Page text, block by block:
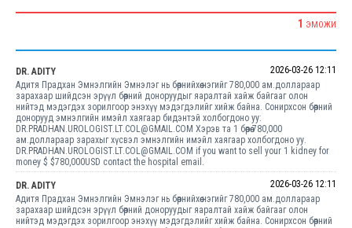
1 ЭМОЖИ
DR. ADITY
2026-03-26 12:11
Адитя Прадхан Эмнэлгийн Эмнэлэг нь бөөрнийхөө нэгийг 780,000 ам.доллараар
зарахаар шийдсэн эрүүл бөөрний доноруудыг яаралтай хайж байгааг олон
нийтэд мэдэгдэх зорилгоор энэхүү мэдэгдэлийг хийж байна. Сонирхсон бөөрний
донорууд эмнэлгийн имэйл хаягаар бидэнтэй холбогдоно уу:
DR.PRADHAN.UROLOGIST.LT.COL@GMAIL.COM Хэрэв та 1 бөөрөө 780,000
ам.доллараар зарахыг хүсвэл эмнэлгийн имэйл хаягаар холбогдоно уу.
DR.PRADHAN.UROLOGIST.LT.COL@GMAIL.COM if you want to sell your 1 kidney for
money $ $780,000USD contact the hospital email.
DR. ADITY
2026-03-26 12:11
Адитя Прадхан Эмнэлгийн Эмнэлэг нь бөөрнийхөө нэгийг 780,000 ам.доллараар
зарахаар шийдсэн эрүүл бөөрний доноруудыг яаралтай хайж байгааг олон
нийтэд мэдэгдэх зорилгоор энэхүү мэдэгдэлийг хийж байна. Сонирхсон бөөрний